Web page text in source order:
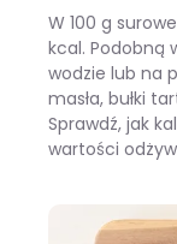
W 100 g
kcal. Podobną
wodzie lub na
masła, bułki
Sprawdź, jak
wartości